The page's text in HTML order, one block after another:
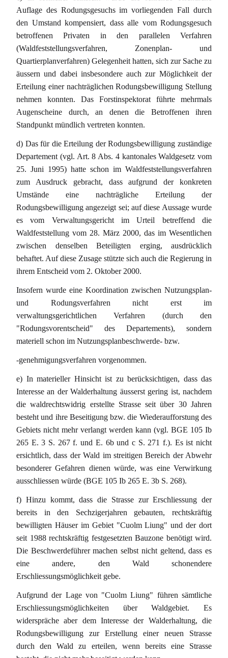
Auflage des Rodungsgesuchs im vorliegenden Fall durch
den Umstand kompensiert, dass alle vom Rodungsgesuch
betroffenen Privaten in den parallelen Verfahren
(Waldfeststellungsverfahren, Zonenplan- und
Quartierplanverfahren) Gelegenheit hatten, sich zur Sache zu
äussern und dabei insbesondere auch zur Möglichkeit der
Erteilung einer nachträglichen Rodungsbewilligung Stellung
nehmen konnten. Das Forstinspektorat führte mehrmals
Augenscheine durch, an denen die Betroffenen ihren
Standpunkt mündlich vertreten konnten.
d) Das für die Erteilung der Rodungsbewilligung zuständige
Departement (vgl. Art. 8 Abs. 4 kantonales Waldgesetz vom
25. Juni 1995) hatte schon im Waldfeststellungsverfahren
zum Ausdruck gebracht, dass aufgrund der konkreten
Umstände eine nachträgliche Erteilung der
Rodungsbewilligung angezeigt sei; auf diese Aussage wurde
es vom Verwaltungsgericht im Urteil betreffend die
Waldfeststellung vom 28. März 2000, das im Wesentlichen
zwischen denselben Beteiligten erging, ausdrücklich
behaftet. Auf diese Zusage stützte sich auch die Regierung in
ihrem Entscheid vom 2. Oktober 2000.
Insofern wurde eine Koordination zwischen Nutzungsplan-
und Rodungsverfahren nicht erst im
verwaltungsgerichtlichen Verfahren (durch den
"Rodungsvorentscheid" des Departements), sondern
materiell schon im Nutzungsplanbeschwerde- bzw.
-genehmigungsverfahren vorgenommen.
e) In materieller Hinsicht ist zu berücksichtigen, dass das
Interesse an der Walderhaltung äusserst gering ist, nachdem
die waldrechtswidrig erstellte Strasse seit über 30 Jahren
besteht und ihre Beseitigung bzw. die Wiederaufforstung des
Gebiets nicht mehr verlangt werden kann (vgl. BGE 105 Ib
265 E. 3 S. 267 f. und E. 6b und c S. 271 f.). Es ist nicht
ersichtlich, dass der Wald im streitigen Bereich der Abwehr
besonderer Gefahren dienen würde, was eine Verwirkung
ausschliessen würde (BGE 105 Ib 265 E. 3b S. 268).
f) Hinzu kommt, dass die Strasse zur Erschliessung der
bereits in den Sechzigerjahren gebauten, rechtskräftig
bewilligten Häuser im Gebiet "Cuolm Liung" und der dort
seit 1988 rechtskräftig festgesetzten Bauzone benötigt wird.
Die Beschwerdeführer machen selbst nicht geltend, dass es
eine andere, den Wald schonendere
Erschliessungsmöglichkeit gebe.
Aufgrund der Lage von "Cuolm Liung" führen sämtliche
Erschliessungsmöglichkeiten über Waldgebiet. Es
widerspräche aber dem Interesse der Walderhaltung, die
Rodungsbewilligung zur Erstellung einer neuen Strasse
durch den Wald zu erteilen, wenn bereits eine Strasse